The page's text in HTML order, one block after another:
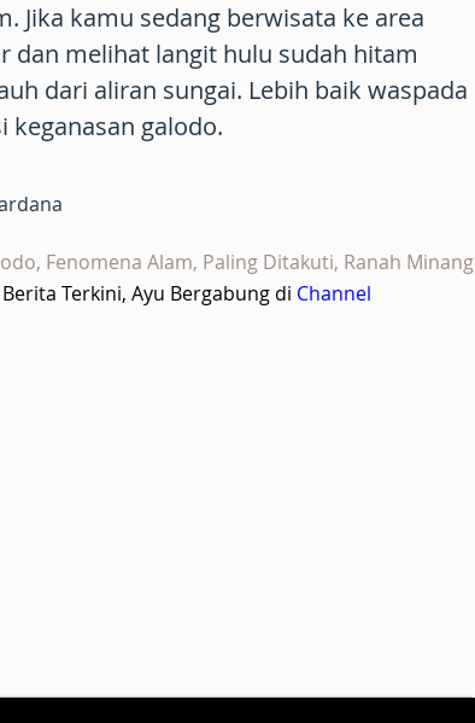
Jika kamu sedang berwisata ke area
dan melihat langit hulu sudah hitam
dari aliran sungai. Lebih baik waspada
keganasan galodo.
Fenomena Alam, Paling Ditakuti, Ranah Minang
Terkini, Ayu Bergabung di Channel